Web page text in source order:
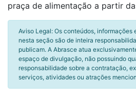
praça de alimentação a partir
Aviso Legal: Os conteúdos, informações
nesta seção são de inteira
publicam. A Abrasce atua
espaço de divulgação, não possuindo
responsabilidade sobre a contratação,
serviços, atividades ou atrações